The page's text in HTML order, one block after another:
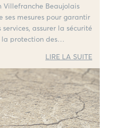
Villefranche Beaujolais
ses mesures pour garantir
assurer la sécurité
la protection des
LIRE LA SUITE